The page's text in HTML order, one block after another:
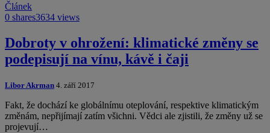
Článek
0 shares3634 views
Dobroty v ohrožení: klimatické změny se
podepisují na vínu, kávě i čaji
Libor Akrman 4. září 2017
Fakt, že dochází ke globálnímu oteplování, respektive klimatickým
změnám, nepřijímají zatím všichni. Vědci ale zjistili, že změny už se
projevují…